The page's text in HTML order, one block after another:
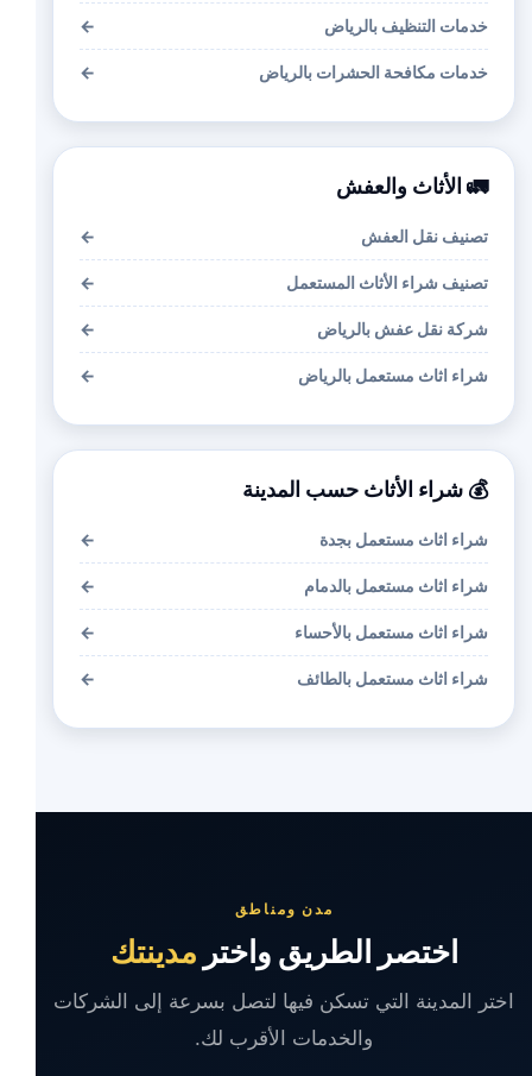
خدمات التنظيف بالرياض ←
خدمات مكافحة الحشرات بالرياض ←
🚛 الأثاث والعفش
تصنيف نقل العفش ←
تصنيف شراء الأثاث المستعمل ←
شركة نقل عفش بالرياض ←
شراء اثاث مستعمل بالرياض ←
💰 شراء الأثاث حسب المدينة
شراء اثاث مستعمل بجدة ←
شراء اثاث مستعمل بالدمام ←
شراء اثاث مستعمل بالأحساء ←
شراء اثاث مستعمل بالطائف ←
مدن ومناطق
اختصر الطريق واختر مدينتك
اختر المدينة التي تسكن فيها لتصل بسرعة إلى الشركات
والخدمات الأقرب لك.